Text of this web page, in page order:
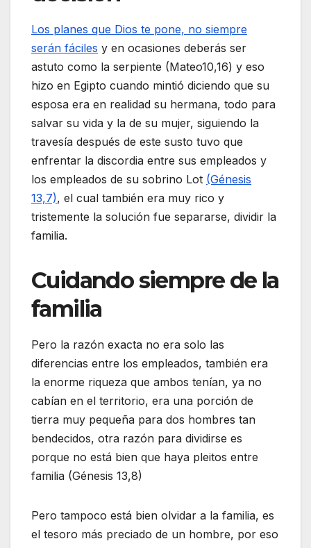
Los planes que Dios te pone, no siempre
serán fáciles y en ocasiones deberás ser
astuto como la serpiente (Mateo10,16) y eso
hizo en Egipto cuando mintió diciendo que su
esposa era en realidad su hermana, todo para
salvar su vida y la de su mujer, siguiendo la
travesía después de este susto tuvo que
enfrentar la discordia entre sus empleados y
los empleados de su sobrino Lot (Génesis
13,7), el cual también era muy rico y
tristemente la solución fue separarse, dividir la
familia.
Cuidando siempre de la
familia
Pero la razón exacta no era solo las
diferencias entre los empleados, también era
la enorme riqueza que ambos tenían, ya no
cabían en el territorio, era una porción de
tierra muy pequeña para dos hombres tan
bendecidos, otra razón para dividirse es
porque no está bien que haya pleitos entre
familia (Génesis 13,8)
Pero tampoco está bien olvidar a la familia, es
el tesoro más preciado de un hombre, por eso